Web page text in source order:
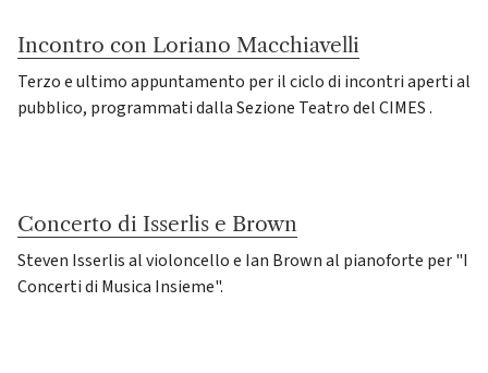
Incontro con Loriano Macchiavelli
Terzo e ultimo appuntamento per il ciclo di incontri aperti al
pubblico, programmati dalla Sezione Teatro del CIMES .
Concerto di Isserlis e Brown
Steven Isserlis al violoncello e Ian Brown al pianoforte per "I
Concerti di Musica Insieme".